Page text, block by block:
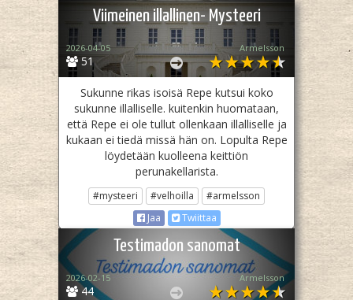
Viimeinen illallinen- Mysteeri
51
2026-04-05 Armelsson
Sukunne rikas isoisä Repe kutsui koko
sukunne illalliselle. kuitenkin huomataan,
että Repe ei ole tullut ollenkaan illalliselle ja
kukaan ei tiedä missä hän on. Lopulta Repe
löydetään kuolleena keittiön
perunakellarista.
#mysteeri #velhoilla
#armelsson
Jaa
Twiittaa
Testimadon sanomat
44
2026-02-15 Armelsson